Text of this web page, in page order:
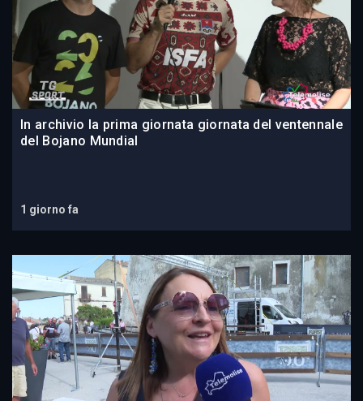
In archivio la prima giornata giornata del ventennale
del Bojano Mundial
1 giorno fa